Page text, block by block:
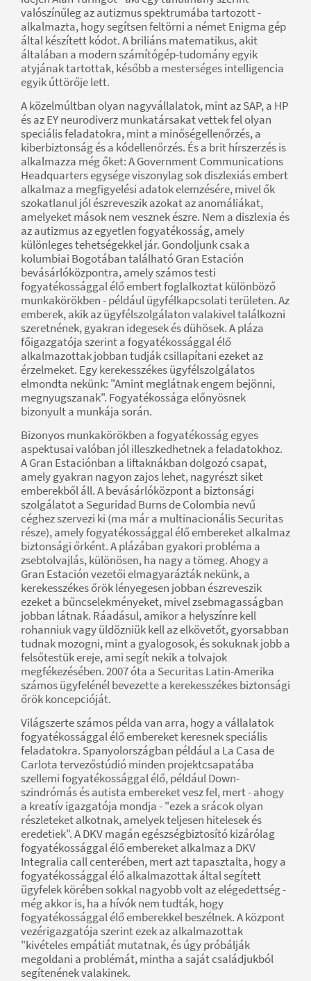
valószínűleg az autizmus spektrumába tartozott -
alkalmazta, hogy segítsen feltörni a német Enigma gép
által készített kódot. A briliáns matematikus, akit
általában a modern számítógép-tudomány egyik
atyjának tartottak, később a mesterséges intelligencia
egyik úttörője lett.
A közelmúltban olyan nagyvállalatok, mint az SAP, a HP
és az EY neurodiverz munkatársakat vettek fel olyan
speciális feladatokra, mint a minőségellenőrzés, a
kiberbiztonság és a kódellenőrzés. És a brit hírszerzés is
alkalmazza még őket: A Government Communications
Headquarters egysége viszonylag sok diszlexiás embert
alkalmaz a megfigyelési adatok elemzésére, mivel ők
szokatlanul jól észreveszik azokat az anomáliákat,
amelyeket mások nem vesznek észre. Nem a diszlexia és
az autizmus az egyetlen fogyatékosság, amely
különleges tehetségekkel jár. Gondoljunk csak a
kolumbiai Bogotában található Gran Estación
bevásárlóközpontra, amely számos testi
fogyatékossággal élő embert foglalkoztat különböző
munkakörökben - például ügyfélkapcsolati területen. Az
emberek, akik az ügyfélszolgálaton valakivel találkozni
szeretnének, gyakran idegesek és dühösek. A pláza
főigazgatója szerint a fogyatékossággal élő
alkalmazottak jobban tudják csillapítani ezeket az
érzelmeket. Egy kerekesszékes ügyfélszolgálatos
elmondta nekünk: "Amint meglátnak engem bejönni,
megnyugszanak". Fogyatékossága előnyösnek
bizonyult a munkája során.
Bizonyos munkakörökben a fogyatékosság egyes
aspektusai valóban jól illeszkedhetnek a feladatokhoz.
A Gran Estaciónban a liftaknákban dolgozó csapat,
amely gyakran nagyon zajos lehet, nagyrészt siket
emberekből áll. A bevásárlóközpont a biztonsági
szolgálatot a Seguridad Burns de Colombia nevű
céghez szervezi ki (ma már a multinacionális Securitas
része), amely fogyatékossággal élő embereket alkalmaz
biztonsági őrként. A plázában gyakori probléma a
zsebtolvajlás, különösen, ha nagy a tömeg. Ahogy a
Gran Estación vezetői elmagyarázták nekünk, a
kerekesszékes őrök lényegesen jobban észreveszik
ezeket a bűncselekményeket, mivel zsebmagasságban
jobban látnak. Ráadásul, amikor a helyszínre kell
rohanniuk vagy üldözniük kell az elkövetőt, gyorsabban
tudnak mozogni, mint a gyalogosok, és sokuknak jobb a
felsőtestük ereje, ami segít nekik a tolvajok
megfékezésében. 2007 óta a Securitas Latin-Amerika
számos ügyfelénél bevezette a kerekesszékes biztonsági
őrök koncepcióját.
Világszerte számos példa van arra, hogy a vállalatok
fogyatékossággal élő embereket keresnek speciális
feladatokra. Spanyolországban például a La Casa de
Carlota tervezőstúdió minden projektcsapatába
szellemi fogyatékossággal élő, például Down-
szindrómás és autista embereket vesz fel, mert - ahogy
a kreatív igazgatója mondja - "ezek a srácok olyan
részleteket alkotnak, amelyek teljesen hitelesek és
eredetiek". A DKV magán egészségbiztosító kizárólag
fogyatékossággal élő embereket alkalmaz a DKV
Integralia call centerében, mert azt tapasztalta, hogy a
fogyatékossággal élő alkalmazottak által segített
ügyfelek körében sokkal nagyobb volt az elégedettség -
még akkor is, ha a hívók nem tudták, hogy
fogyatékossággal élő emberekkel beszélnek. A központ
vezérigazgatója szerint ezek az alkalmazottak
"kivételes empátiát mutatnak, és úgy próbálják
megoldani a problémát, mintha a saját családjukból
segítenének valakinek.